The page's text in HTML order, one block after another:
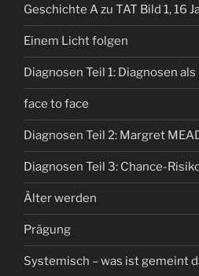
Geschichte A zu TAT Bild 1, 16
Einem Licht folgen
Diagnosen Teil 1: Diagnosen
face to face
Diagnosen Teil 2: Margret
Diagnosen Teil 3: Chance-
Älter werden
Prägung
Systemisch – was ist gemeint